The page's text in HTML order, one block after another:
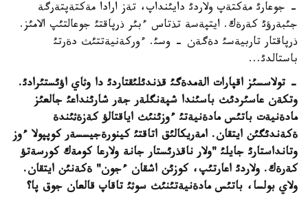
- جوعارئ مةكتةپ ولاردئ دايئنداپ، تةز ارادا مةكتةپتةرگة
جئبةرؤئ كةرةك. ايتپةسة تذتاس ءبئر ذرپاقتئ جوعالتئپ الامئز.
ذرپاقتار تاربيةسئ دةگةن - وسئ. ءوركةنيةتتئث دةرتئ
باستالدئ...
- تولاسسئز اقپارات الةمدةگئ قذندئلئقتاردئ دا وثاي اؤئستئرادئ.
وتكةن عاسئردئث باسئندا شپةنگلةر جةر شارئنداعئ جالعئز
مادةنيةت باتئس مادةنيةتئ ءوزئنئث اياقتالؤ كةزةثئندة
ةكةندئگئن ايتقان. امةريكالئق اتاقتئ كينورةجيسسةر كوپپولا ءوز
وتانداستارئ جايلئ "ولار ناقذرئستار جانة ولارعا كومةك كورسةتؤ
كةرةك. ولاردئ اعارتئپ، كوزئن اشقان ءجون" ةكةنئن ايتقان.
ولاي بولسا، باتئس مادةنيةتئنئث سوثئ تاقاپ قالعان جوق پا؟